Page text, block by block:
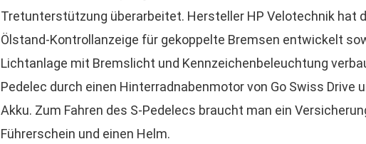
Tretunterstützung überarbeitet. Hersteller HP Velotechnik hat
Ölstand-Kontrollanzeige für gekoppelte Bremsen entwickelt
Lichtanlage mit Bremslicht und Kennzeichenbeleuchtung
Pedelec durch einen Hinterradnabenmotor von Go Swiss Drive
Akku. Zum Fahren des S-Pedelecs braucht man ein
Führerschein und einen Helm.